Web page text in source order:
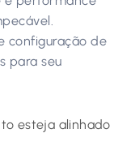
configuração de
para seu
esteja alinhado